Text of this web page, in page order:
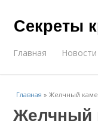
Секреты
Главная Новости
Главная »Желчный
Желчный